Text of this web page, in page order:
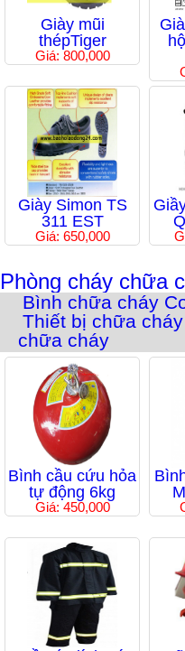
Giày mũi
thépTiger
Giá: 800,000
Giày Simon TS
311 EST
Giá: 650,000
Phòng cháy chữa
Bình chữa cháy
Thiết bị chữa cháy
chữa cháy
Bình cầu cứu hỏa
tự động 6kg
Giá: 450,000